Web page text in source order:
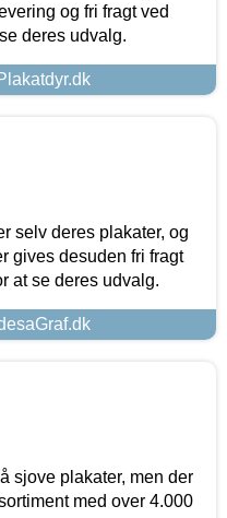
og fri fragt ved
deres udvalg.
selv deres plakater, og
gives desuden fri fragt
at se deres udvalg.
sjove plakater, men der
med over 4.000